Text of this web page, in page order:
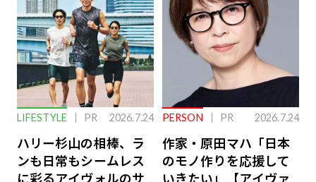
LIFESTYLE PR 2026.7.24
ハリー杉山の相棒、ラ
ンも日常もシームレス
に彩るアイヴォルのサ
PERSON PR 2026.7.24
作家・原田マハ「日本
のモノ作りを応援して
いきたい」【アイヴァ